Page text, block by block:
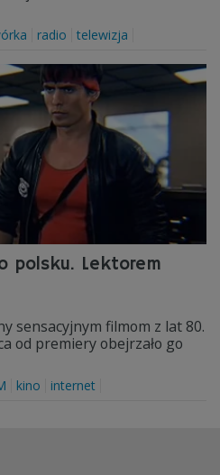
radio telewizja
polsku. Lektorem
sensacyjnym filmom z lat 80.
od premiery obejrzało go
kino internet